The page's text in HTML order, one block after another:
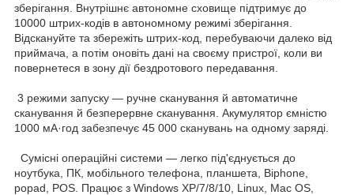
зберігання. Внутрішнє автономне сховище підтримує до
10000 штрих-кодів в автономному режимі зберігання.
Відскануйте та збережіть штрих-код, перебуваючи далеко від
приймача, а потім оновіть дані на своєму пристрої, коли ви
повернетеся в зону дії бездротового передавання.
3 режими запуску — ручне сканування й автоматичне
сканування й безперервне сканування. Акумулятор ємністю
1000 мА·год забезпечує 45 000 сканувань на одному заряді.
Сумісні операційні системи — легко під'єднується до
ноутбука, ПК, мобільного телефона, планшета, Biphone,
popad, POS. Працює з Windows XP/7/8/10, Linux, Mac OS,